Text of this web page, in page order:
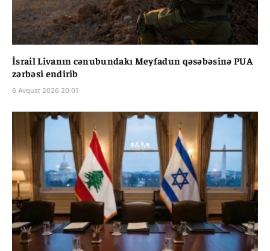
İsrail Livanın cənubundakı Meyfadun qəsəbəsinə PUA
zərbəsi endirib
6 Avqust 2026 20:01